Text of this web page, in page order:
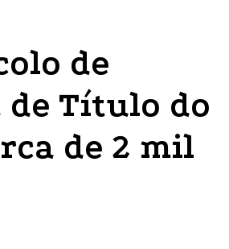
de
de Título do
de 2 mil